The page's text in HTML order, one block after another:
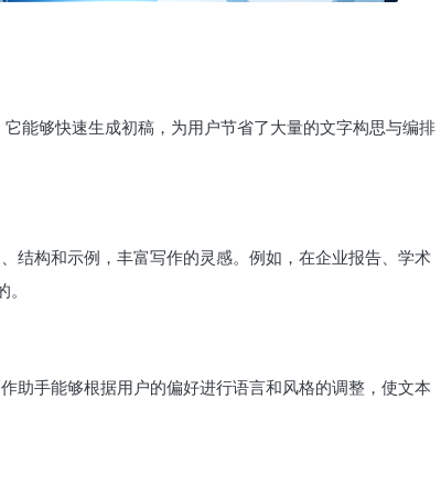
能够快速生成初稿，为用户节省了大量的文字构思与编排
结构和示例，丰富写作的灵感。例如，在企业报告、学术
助手能够根据用户的偏好进行语言和风格的调整，使文本